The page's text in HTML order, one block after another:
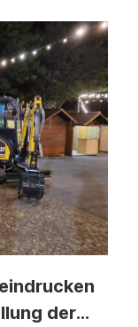
der